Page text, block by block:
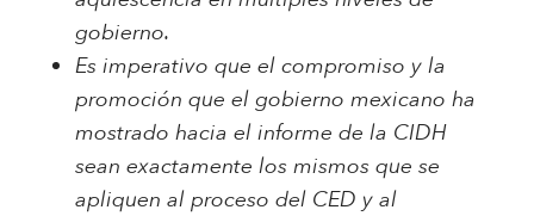
gobierno.
Es imperativo que el compromiso y la
promoción que el gobierno mexicano ha
mostrado hacia el informe de la CIDH
sean exactamente los mismos que se
apliquen al proceso del CED y al